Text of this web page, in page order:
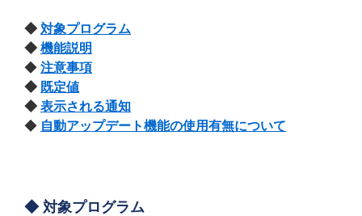
◆ 対象プログラム
◆ 機能説明
◆ 注意事項
◆ 既定値
◆ 表示される通知
◆ 自動アップデート機能の使用有無について
◆ 対象プログラム